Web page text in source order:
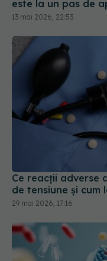
Ce reacții adverse
de tensiune și cum
29 mai 2026, 17:16